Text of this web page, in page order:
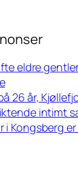
eldre
26 år,
intimt
i Kongsberg